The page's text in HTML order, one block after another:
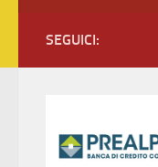
SEGUICI: